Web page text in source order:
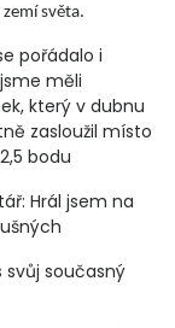
světa.
pořádalo i
měli
který v dubnu
zasloužil místo
bodu
Hrál jsem na
svůj současný